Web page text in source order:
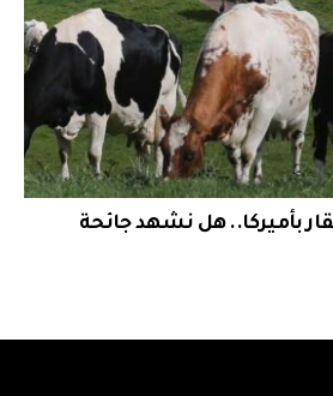
بأميركا.. هل نشهد جائحة